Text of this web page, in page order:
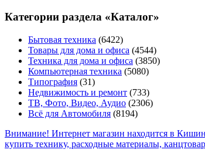
Категории раздела «Каталог»
Бытовая техника (6422)
Товары для дома и офиса (4544)
Техника для дома и офиса (3850)
Компьютерная техника (5080)
Типография (31)
Недвижимость и ремонт (733)
ТВ, Фото, Видео, Аудио (2306)
Всё для Автомобиля (8194)
Внимание! Интернет магазин находится в
купить технику, расходные материалы,